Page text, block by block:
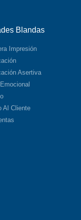
Blandas
Impresión
Asertiva
Al Cliente